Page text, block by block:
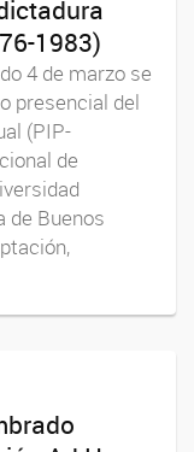
1983)
4 de marzo se
presencial del
(PIP-
de
de Buenos